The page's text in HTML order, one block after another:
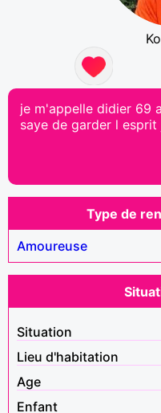
je m'appelle didier 69
saye de garder l esprit
Type de
Amoureuse
Situation
Lieu d'habitation
Age
Enfant